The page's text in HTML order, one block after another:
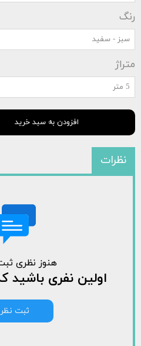
رنگ
سبز - سفید
متراژ
5 متر
افزودن به سبد خرید
نظرات
هنوز نظری
اولین نفری باشید
ثبت نظر